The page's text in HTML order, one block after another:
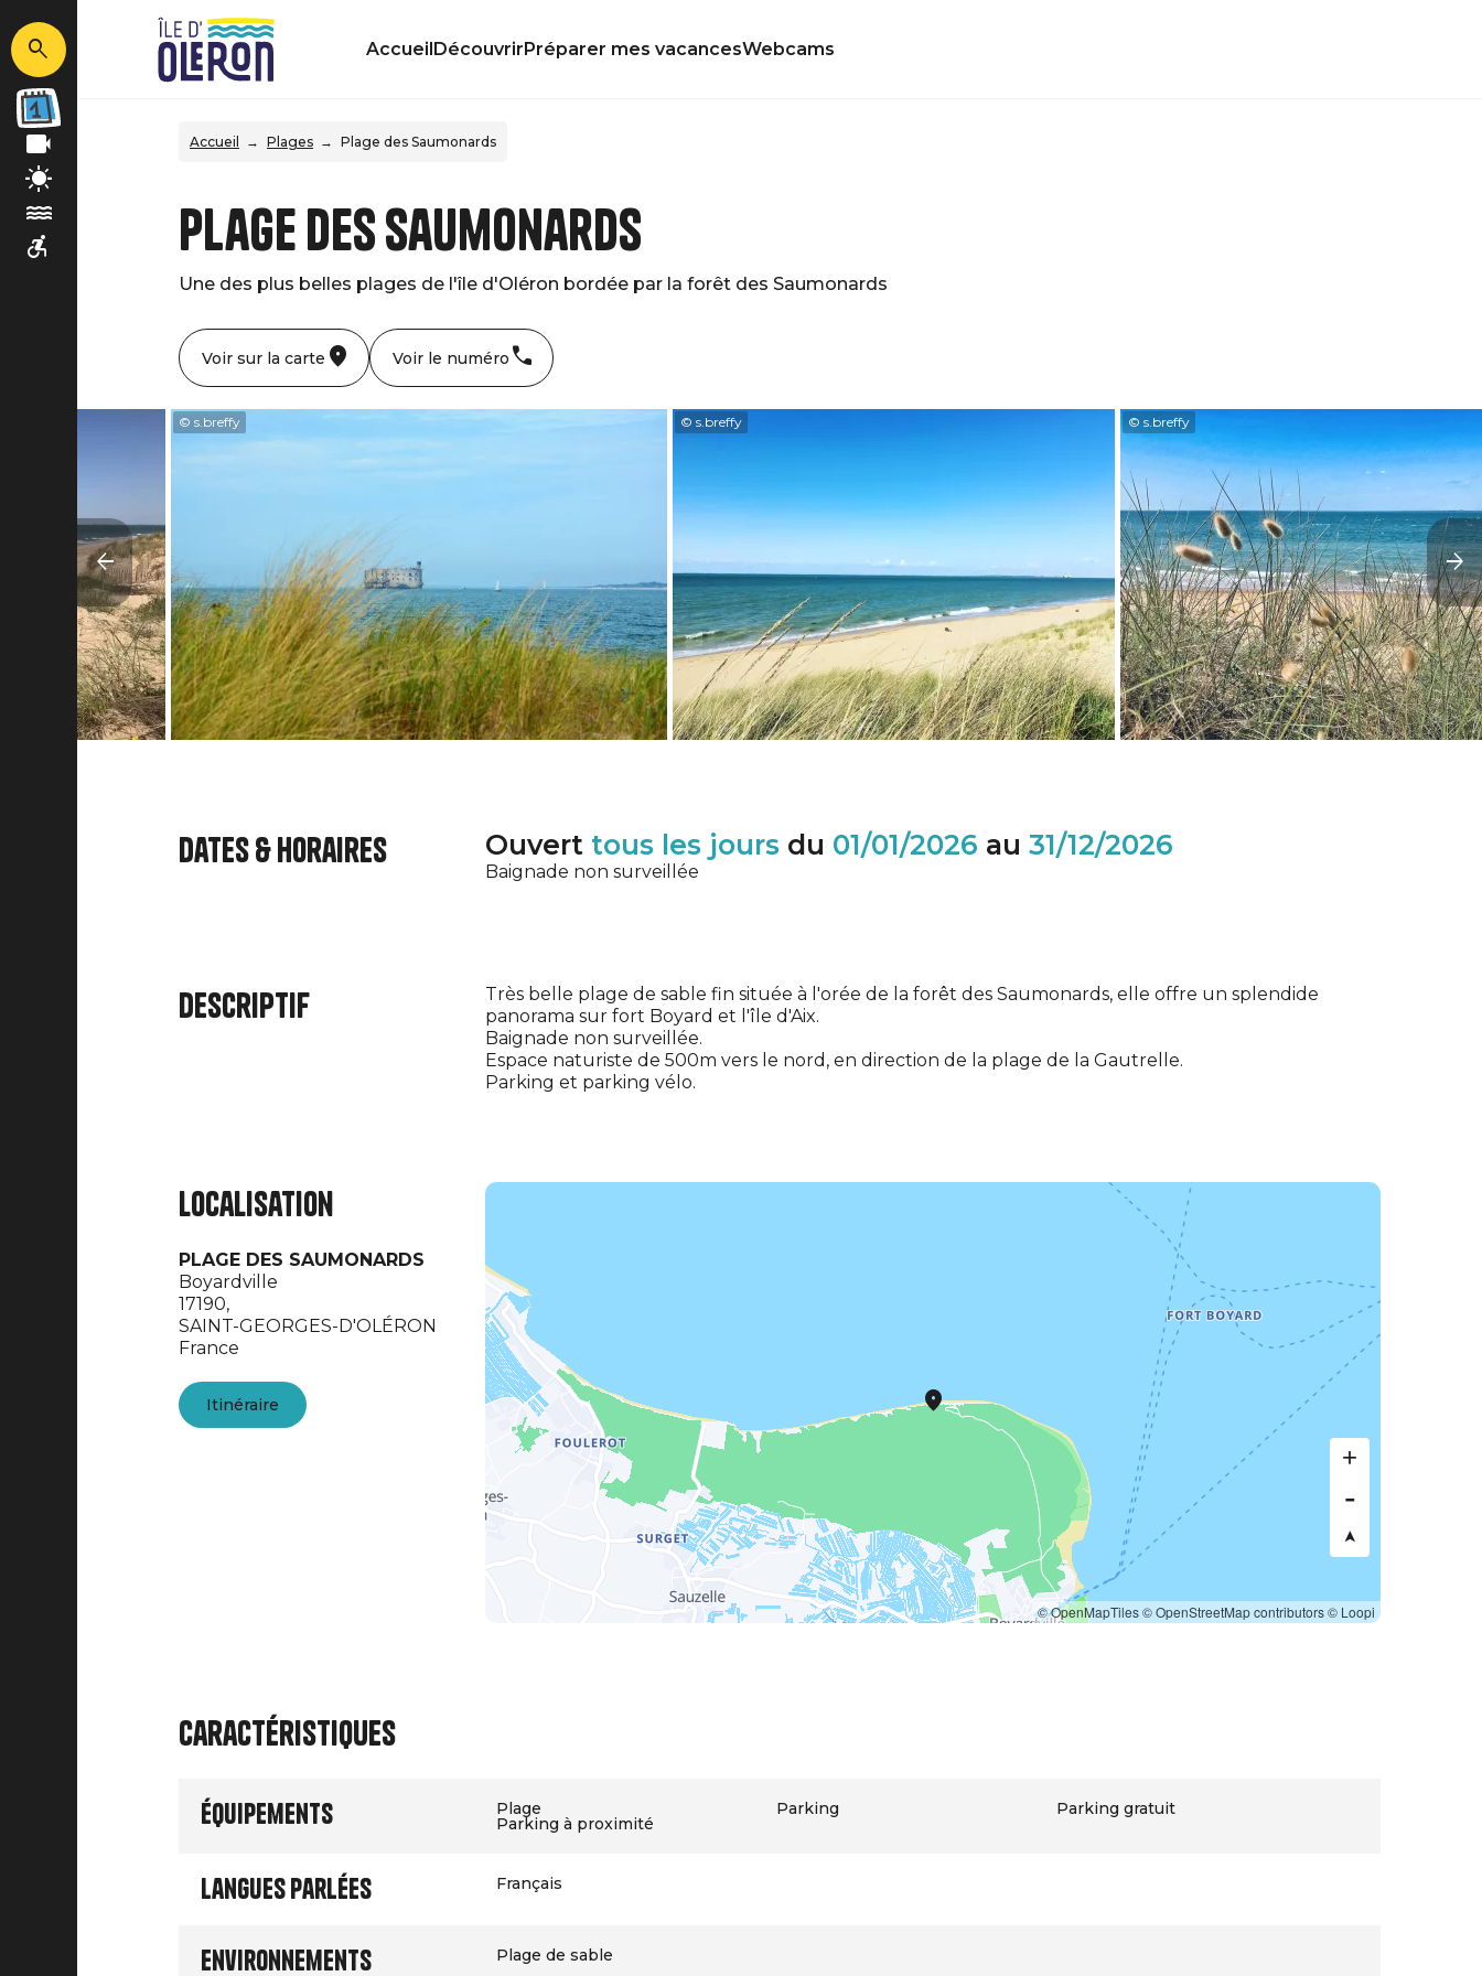
AccueilDécouvrirPréparer mes vacancesWebcams
Accueil Plages Plage des Saumonards
Plage des Saumonards
Une des plus belles plages de l'île d'Oléron bordée par la forêt des Saumonards
Voir sur la carte Voir le numéro
© s.breffy © s.breffy © s.breffy
Dates & horaires Ouvert tous les joursdu 01/01/2026 au 31/12/2026
Baignade non surveillée
Descriptif
Très belle plage de sable fin située à l'orée de la forêt des Saumonards, elle offre un splendide
panorama sur fort Boyard et l'île d'Aix.
Baignade non surveillée.
Espace naturiste de 500m vers le nord, en direction de la plage de la Gautrelle.
Parking et parking vélo.
Localisation
PLAGE DES SAUMONARDS
Boyardville
17190,
SAINT-GEORGES-D'OLÉRON
France
Itinéraire
© OpenMapTiles© OpenStreetMap contributors© Loopi
Caractéristiques
Équipements Plage Parking Parking gratuit
Parking à proximité
Langues parlées Français
Environnements Plage de sable